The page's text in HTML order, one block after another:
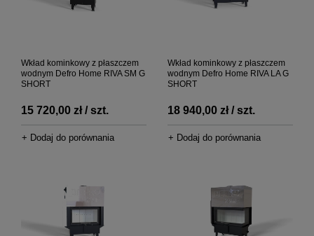
Wkład kominkowy z płaszczem
wodnym Defro Home RIVA SM G
SHORT
15 720,00 zł / szt.
+ Dodaj do porównania
Wkład kominkowy z płaszczem
wodnym Defro Home RIVA LA G
SHORT
18 940,00 zł / szt.
+ Dodaj do porównania